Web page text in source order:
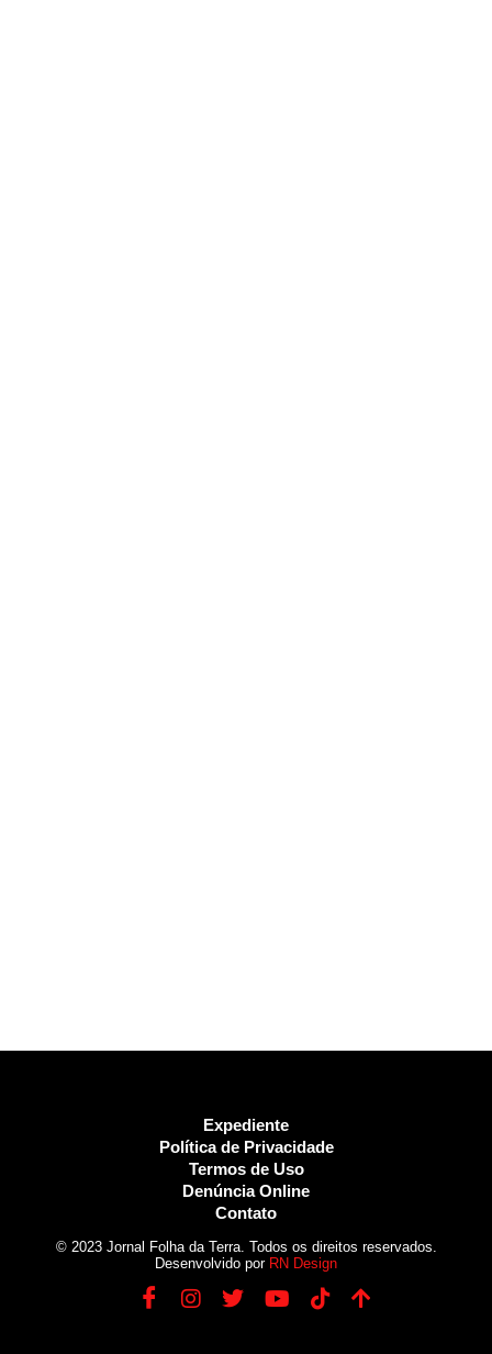
Expediente
Política de Privacidade
Termos de Uso
Denúncia Online
Contato
© 2023 Jornal Folha da Terra. Todos os direitos reservados.
Desenvolvido por RN Design